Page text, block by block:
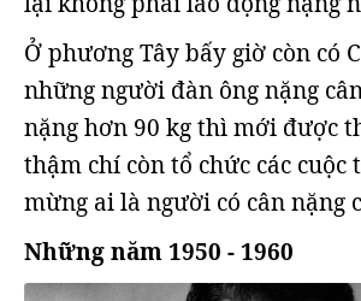
Ở phương Tây bấy giờ còn có
những người đàn ông nặng
nặng hơn 90 kg thì mới được
thậm chí còn tổ chức các cuộc
mừng ai là người có cân nặng
Những năm 1950 - 1960